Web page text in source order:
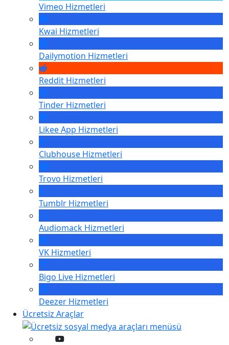
Vimeo Hizmetleri
Kwai Hizmetleri
Dailymotion Hizmetleri
Reddit Hizmetleri
Tinder Hizmetleri
Likee App Hizmetleri
Clubhouse Hizmetleri
Trovo Hizmetleri
Tumblr Hizmetleri
Audiomack Hizmetleri
VK Hizmetleri
Bigo Live Hizmetleri
Deezer Hizmetleri
Ücretsiz Araçlar